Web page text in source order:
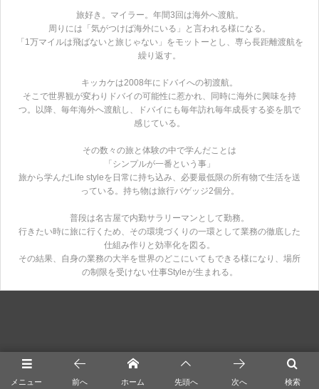
旅好き。マイラー。年間3回は海外へ渡航。
周りには「気がつけば海外にいる」と言われる様になる。
「1万マイルは飛ばないと旅じゃない」をモットーとし、専ら長距離渡航を
繰り返す。
キッカケは2008年にドバイへの初渡航。
そこで世界観が変わりドバイの可能性に惹かれ、同時に海外に興味を持
つ。以降、毎年海外へ渡航し、ドバイにも毎年訪れ毎年成長する姿を肌で
感じている。
その数々の旅と体験の中で学んだことは
「シンプルが一番という事」
旅から学んだLife styleを日常に持ち込み、必要最低限の所有物で生活を送
っている。持ち物は旅行バゲッジ2個分。
普段は名古屋で内勤サラリーマンとして勤務。
行きたい時に旅に行くため、その環境づくりの一環として業務の徹底した
仕組み作りと効率化を図る。
その結果、自身の業務の大半を世界のどこにいてもできる様になり、場所
の制限を受けない仕事Styleが生まれる。
メニュー 検索
前へ ホーム 先頭へ 次へ